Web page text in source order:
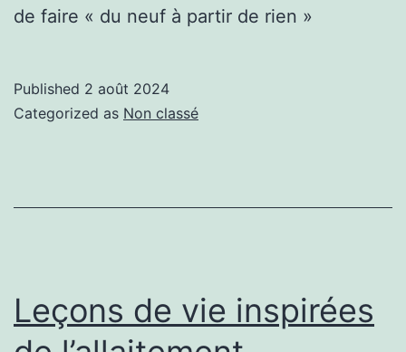
de faire « du neuf à partir de rien »
Published 2 août 2024
Categorized as Non classé
Leçons de vie inspirées